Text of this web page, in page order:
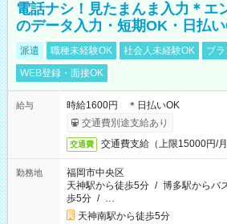
電話ナシ！見たまんま入力＊エ
のデータ入力・短期OK・日払
派遣 職種未経験OK 社会人未経験OK
ブ
WEB登録・面接OK
給与
時給1600円 ＊日払いOK
交通費別途支給あり
交通費 交通費支給（上限15000円/月
勤務地
福岡市中央区
天神駅から徒歩5分 / 博多駅からバ
歩5分 / …
天神南駅から徒歩5分